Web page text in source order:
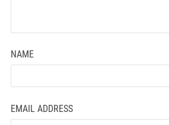
NAME
EMAIL ADDRESS